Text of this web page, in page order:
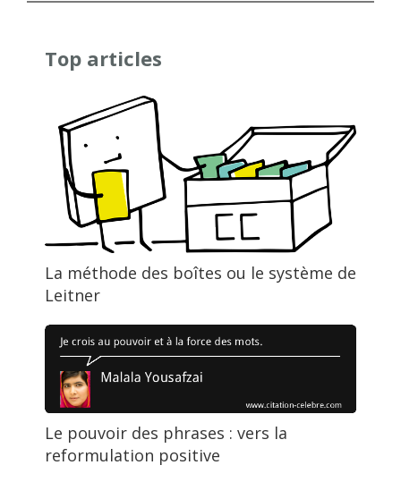
Top articles
La méthode des boîtes ou le système de
Leitner
Le pouvoir des phrases : vers la
reformulation positive